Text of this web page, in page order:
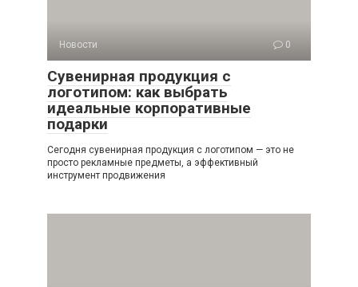
Новости 0
Сувенирная продукция с
логотипом: как выбрать
идеальные корпоративные
подарки
Сегодня сувенирная продукция с логотипом — это не
просто рекламные предметы, а эффективный
инструмент продвижения